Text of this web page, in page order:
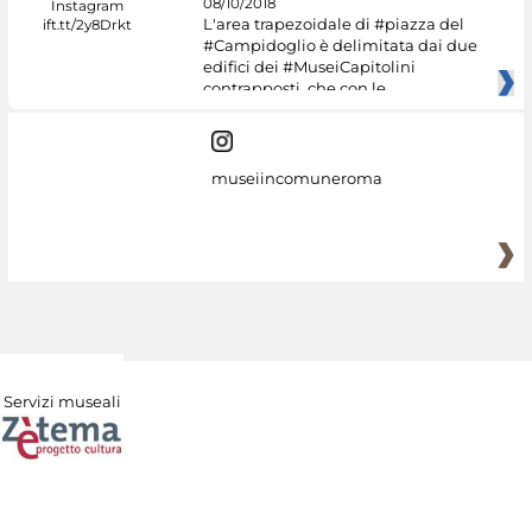
08/10/2018
L'area trapezoidale di #piazza del
#Campidoglio è delimitata dai due
edifici dei #MuseiCapitolini
contrapposti, che con le
museiincomuneroma
Servizi museali